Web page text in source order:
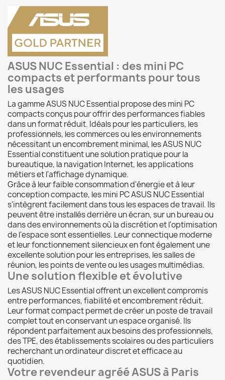
ASUS NUC Essential : des mini PC
compacts et performants pour tous
les usages
La gamme ASUS NUC Essential propose des mini PC
compacts conçus pour offrir des performances fiables
dans un format réduit. Idéals pour les particuliers, les
professionnels, les commerces ou les environnements
nécessitant un encombrement minimal, les ASUS NUC
Essential constituent une solution pratique pour la
bureautique, la navigation Internet, les applications
métiers et l'affichage dynamique.
Grâce à leur faible consommation d'énergie et à leur
conception compacte, les mini PC ASUS NUC Essential
s'intègrent facilement dans tous les espaces de travail. Ils
peuvent être installés derrière un écran, sur un bureau ou
dans des environnements où la discrétion et l'optimisation
de l'espace sont essentielles. Leur connectique moderne
et leur fonctionnement silencieux en font également une
excellente solution pour les entreprises, les salles de
réunion, les points de vente ou les usages multimédias.
Une solution flexible et évolutive
Les ASUS NUC Essential offrent un excellent compromis
entre performances, fiabilité et encombrement réduit.
Leur format compact permet de créer un poste de travail
complet tout en conservant un espace organisé. Ils
répondent parfaitement aux besoins des professionnels,
des TPE, des établissements scolaires ou des particuliers
recherchant un ordinateur discret et efficace au
quotidien.
Votre revendeur agréé ASUS à Paris